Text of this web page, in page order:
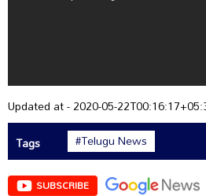
Updated at - 2020-05-
Tags
#Telugu News
SUBSCRIBE